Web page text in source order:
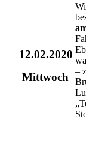
12.02.2020
Mittwoch
–